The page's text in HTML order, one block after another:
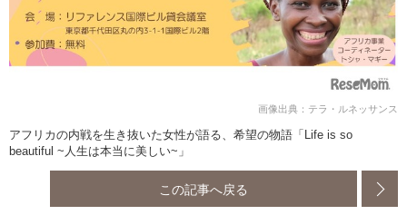
画像出典：テラ・ルネッサンス
アフリカの内戦を生き抜いた女性が語る、希望の物語「Life is so
beautiful ~人生は本当に美しい~」
この記事へ戻る